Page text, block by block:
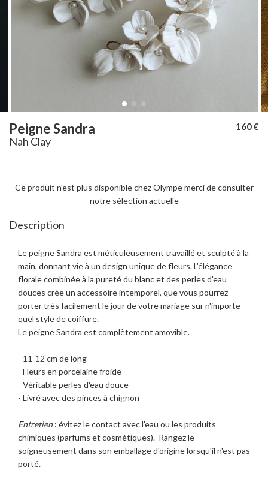
Peigne Sandra 160 €
Nah Clay
Ce produit n'est plus disponible chez Olympe merci de consulter
notre sélection actuelle
Description
Le peigne Sandra est méticuleusement travaillé et sculpté à la
main, donnant vie à un design unique de fleurs. L'élégance
florale combinée à la pureté du blanc et des perles d'eau
douces crée un accessoire intemporel, que vous pourrez
porter très facilement le jour de votre mariage sur n'importe
quel style de coiffure.
Le peigne Sandra est complètement amovible.
- 11-12 cm de long
- Fleurs en porcelaine froide
- Véritable perles d'eau douce
- Livré avec des pinces à chignon
Entretien: évitez le contact avec l'eau ou les produits
chimiques (parfums et cosmétiques). Rangez le
soigneusement dans son emballage d'origine lorsqu'il n'est pas
porté.